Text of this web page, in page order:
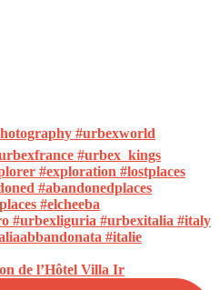
de l’Hôtel Villa Ir